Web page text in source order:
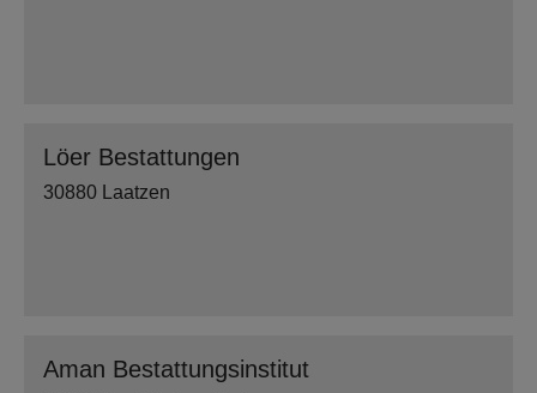
Löer Bestattungen
30880 Laatzen
Aman Bestattungsinstitut